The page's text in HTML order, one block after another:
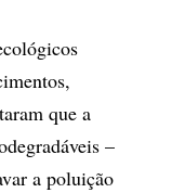
que a
–
a poluição